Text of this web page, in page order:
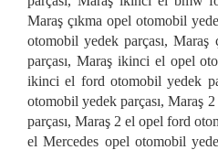
Maraş çıkma opel otomobil
otomobil yedek parçası,
parçası, Maraş ikinci el opel
ikinci el ford otomobil yedek
otomobil yedek parçası, Maraş
parçası, Maraş 2 el opel ford
el Mercedes opel otomobil